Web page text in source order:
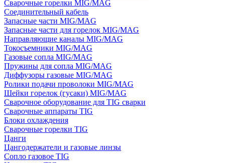
Сварочные горелки MIG/MAG
Соединительный кабель
Запасные части MIG/MAG
Запасные части для горелок MIG/MAG
Направляющие каналы MIG/MAG
Токосъемники MIG/MAG
Газовые сопла MIG/MAG
Пружины для сопла MIG/MAG
Диффузоры газовые MIG/MAG
Ролики подачи проволоки MIG/MAG
Шейки горелок (гусаки) MIG/MAG
Сварочное оборудование для TIG сварки
Сварочные аппараты TIG
Блоки охлаждения
Сварочные горелки TIG
Цанги
Цангодержатели и газовые линзы
Сопло газовое TIG